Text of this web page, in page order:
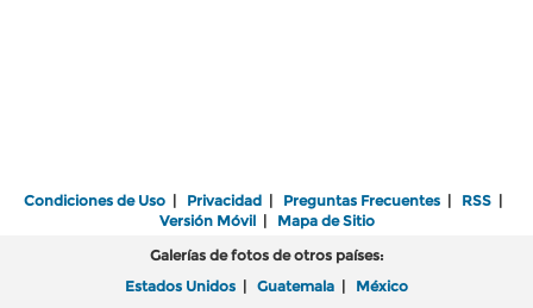
Condiciones de Uso | Privacidad | Preguntas Frecuentes | RSS |
Versión Móvil| Mapa de Sitio
Galerías de fotos de otros países:
Estados Unidos | Guatemala | México